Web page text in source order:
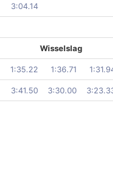
3:04.14
Wisselslag
1:35.22 1:36.71
3:41.50 3:30.00